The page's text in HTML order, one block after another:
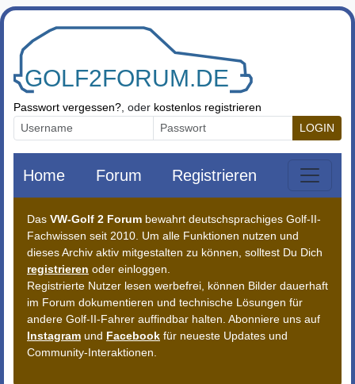
Zum Inhalt springen
Passwort vergessen? , oder kostenlos registrieren
LOGIN
Home Forum Registrieren
Das VW-Golf 2 Forum bewahrt deutschsprachiges Golf-II-
Fachwissen seit 2010. Um alle Funktionen nutzen und
dieses Archiv aktiv mitgestalten zu können, solltest Du Dich
registrieren oder einloggen.
Registrierte Nutzer lesen werbefrei, können Bilder dauerhaft
im Forum dokumentieren und technische Lösungen für
andere Golf-II-Fahrer auffindbar halten. Abonniere uns auf
Instagram und Facebook für neueste Updates und
Community-Interaktionen.